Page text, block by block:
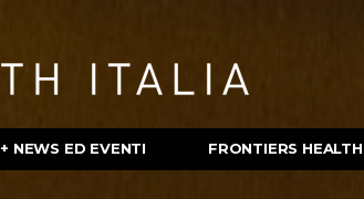
+ NEWS ED EVENTI FRONTIERS HEALTH